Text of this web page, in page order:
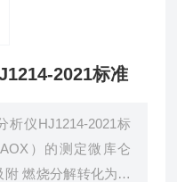
2021标准
析仪HJ1214-2021标
）的测定微库仑
燃烧分解转化为卤